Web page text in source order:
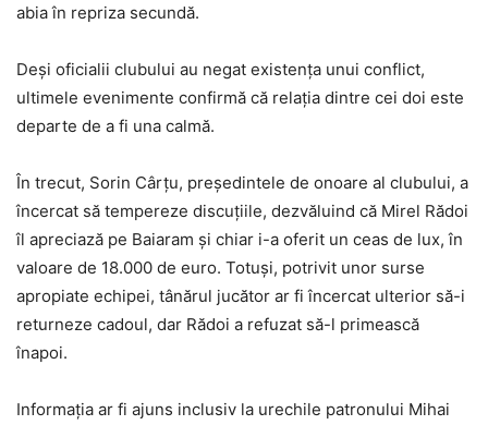
abia în repriza secundă.
Deși oficialii clubului au negat existența unui conflict,
ultimele evenimente confirmă că relația dintre cei doi este
departe de a fi una calmă.
În trecut, Sorin Cârțu, președintele de onoare al clubului, a
încercat să tempereze discuțiile, dezvăluind că Mirel Rădoi
îl apreciază pe Baiaram și chiar i-a oferit un ceas de lux, în
valoare de 18.000 de euro. Totuși, potrivit unor surse
apropiate echipei, tânărul jucător ar fi încercat ulterior să-i
returneze cadoul, dar Rădoi a refuzat să-l primească
înapoi.
Informația ar fi ajuns inclusiv la urechile patronului Mihai